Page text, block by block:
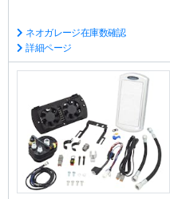
ネオガレージ在庫数確認
詳細ページ